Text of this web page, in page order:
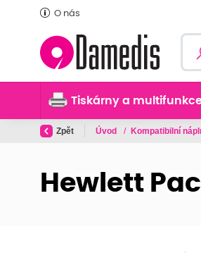
O nás
Tiskárny a
Zpět Úvod / Kompatibilní
Hewlett